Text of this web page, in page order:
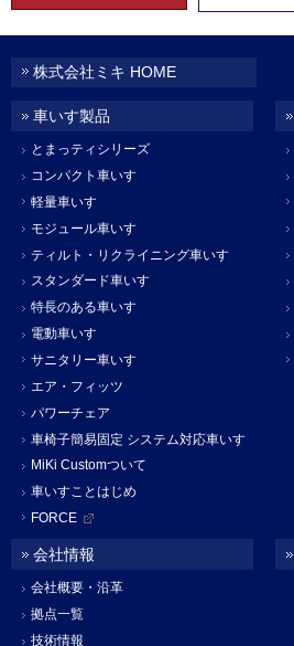
株式会社ミキ HOME
車いす製品
とまっティシリーズ
コンパクト車いす
軽量車いす
モジュール車いす
ティルト・リクライニング車いす
スタンダード車いす
特長のある車いす
電動車いす
サニタリー車いす
エア・フィッツ
パワーチェア
車椅子簡易固定 システム対応車いす
MiKi Customついて
車いすことはじめ
FORCE
会社情報
会社概要・沿革
拠点一覧
技術情報